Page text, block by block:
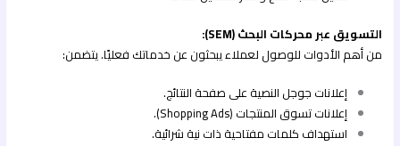
التسويق عبر محركات البحث (SEM):
من أهم الأدوات للوصول لعملاء يبحثون عن خدماتك فعليًا. يتضمن:
إعلانات جوجل النصية على صفحة النتائج.
إعلانات تسوق المنتجات (Shopping Ads).
استهداف كلمات مفتاحية ذات نية شرائية.